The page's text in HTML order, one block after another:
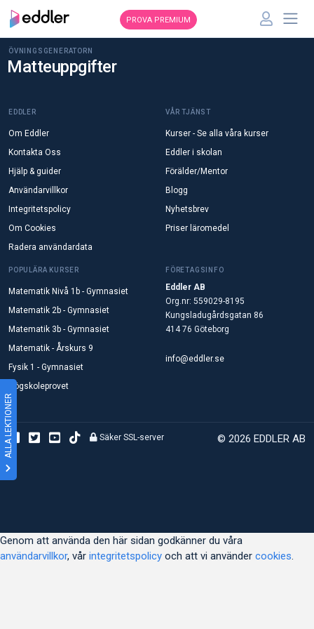
ALLA LEKTIONER
PROVA PREMIUM
ÖVNINGSGENERATORN
Matteuppgifter
EDDLER
Om Eddler
Kontakta Oss
Hjälp & guider
Användarvillkor
Integritetspolicy
Om Cookies
Radera användardata
VÅR TJÄNST
Kurser - Se alla våra kurser
Eddler i skolan
Förälder/Mentor
Blogg
Nyhetsbrev
Priser läromedel
POPULÄRA KURSER
Matematik Nivå 1b - Gymnasiet
Matematik 2b - Gymnasiet
Matematik 3b - Gymnasiet
Matematik - Årskurs 9
Fysik 1 - Gymnasiet
Högskoleprovet
FÖRETAGSINFO
Eddler AB
Org.nr: 559029-8195
Kungsladugårdsgatan 86
414 76 Göteborg
info@eddler.se
© 2026 EDDLER AB
Säker SSL-server
Genom att använda den här sidan godkänner du våra
användarvillkor, vår integritetspolicy och att vi använder cookies.